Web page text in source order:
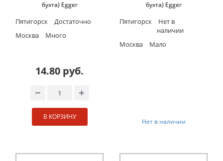
бухта) Egger
Пятигорск
Достаточно
Москва
Много
14.80 руб.
В КОРЗИНУ
бухта) Egger
Пятигорск
Нет в
наличии
Москва
Мало
Нет в наличии